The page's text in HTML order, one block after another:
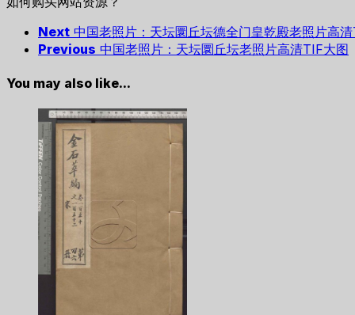
Next 中国老照片：天坛圜丘坛德全门皇乾殿老照片高
Previous 中国老照片：天坛圜丘坛老照片高清TIF大图
You may also like...